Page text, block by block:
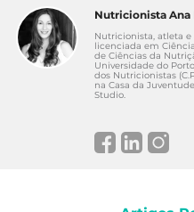
Nutricionista
Nutricionista, atleta
licenciada em
de Ciências da
Universidade do
dos Nutricionistas
na Casa da
Studio.